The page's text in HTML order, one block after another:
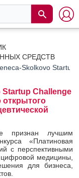
СРЕДСТВ
Skolkovo Startup
Challenge
открытого
признан лучшим
«Платиновая
с перспективными
цифровой медицины,
для бизнеса,